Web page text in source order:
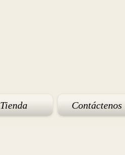
Tienda Contáctenos